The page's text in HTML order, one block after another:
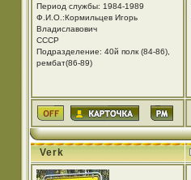
Период службы: 1984-1989
Ф.И.О.:Кормильцев Игорь
Владиславович
СССР
Подразделение: 40й полк (84-86),
рембат(86-89)
Verk